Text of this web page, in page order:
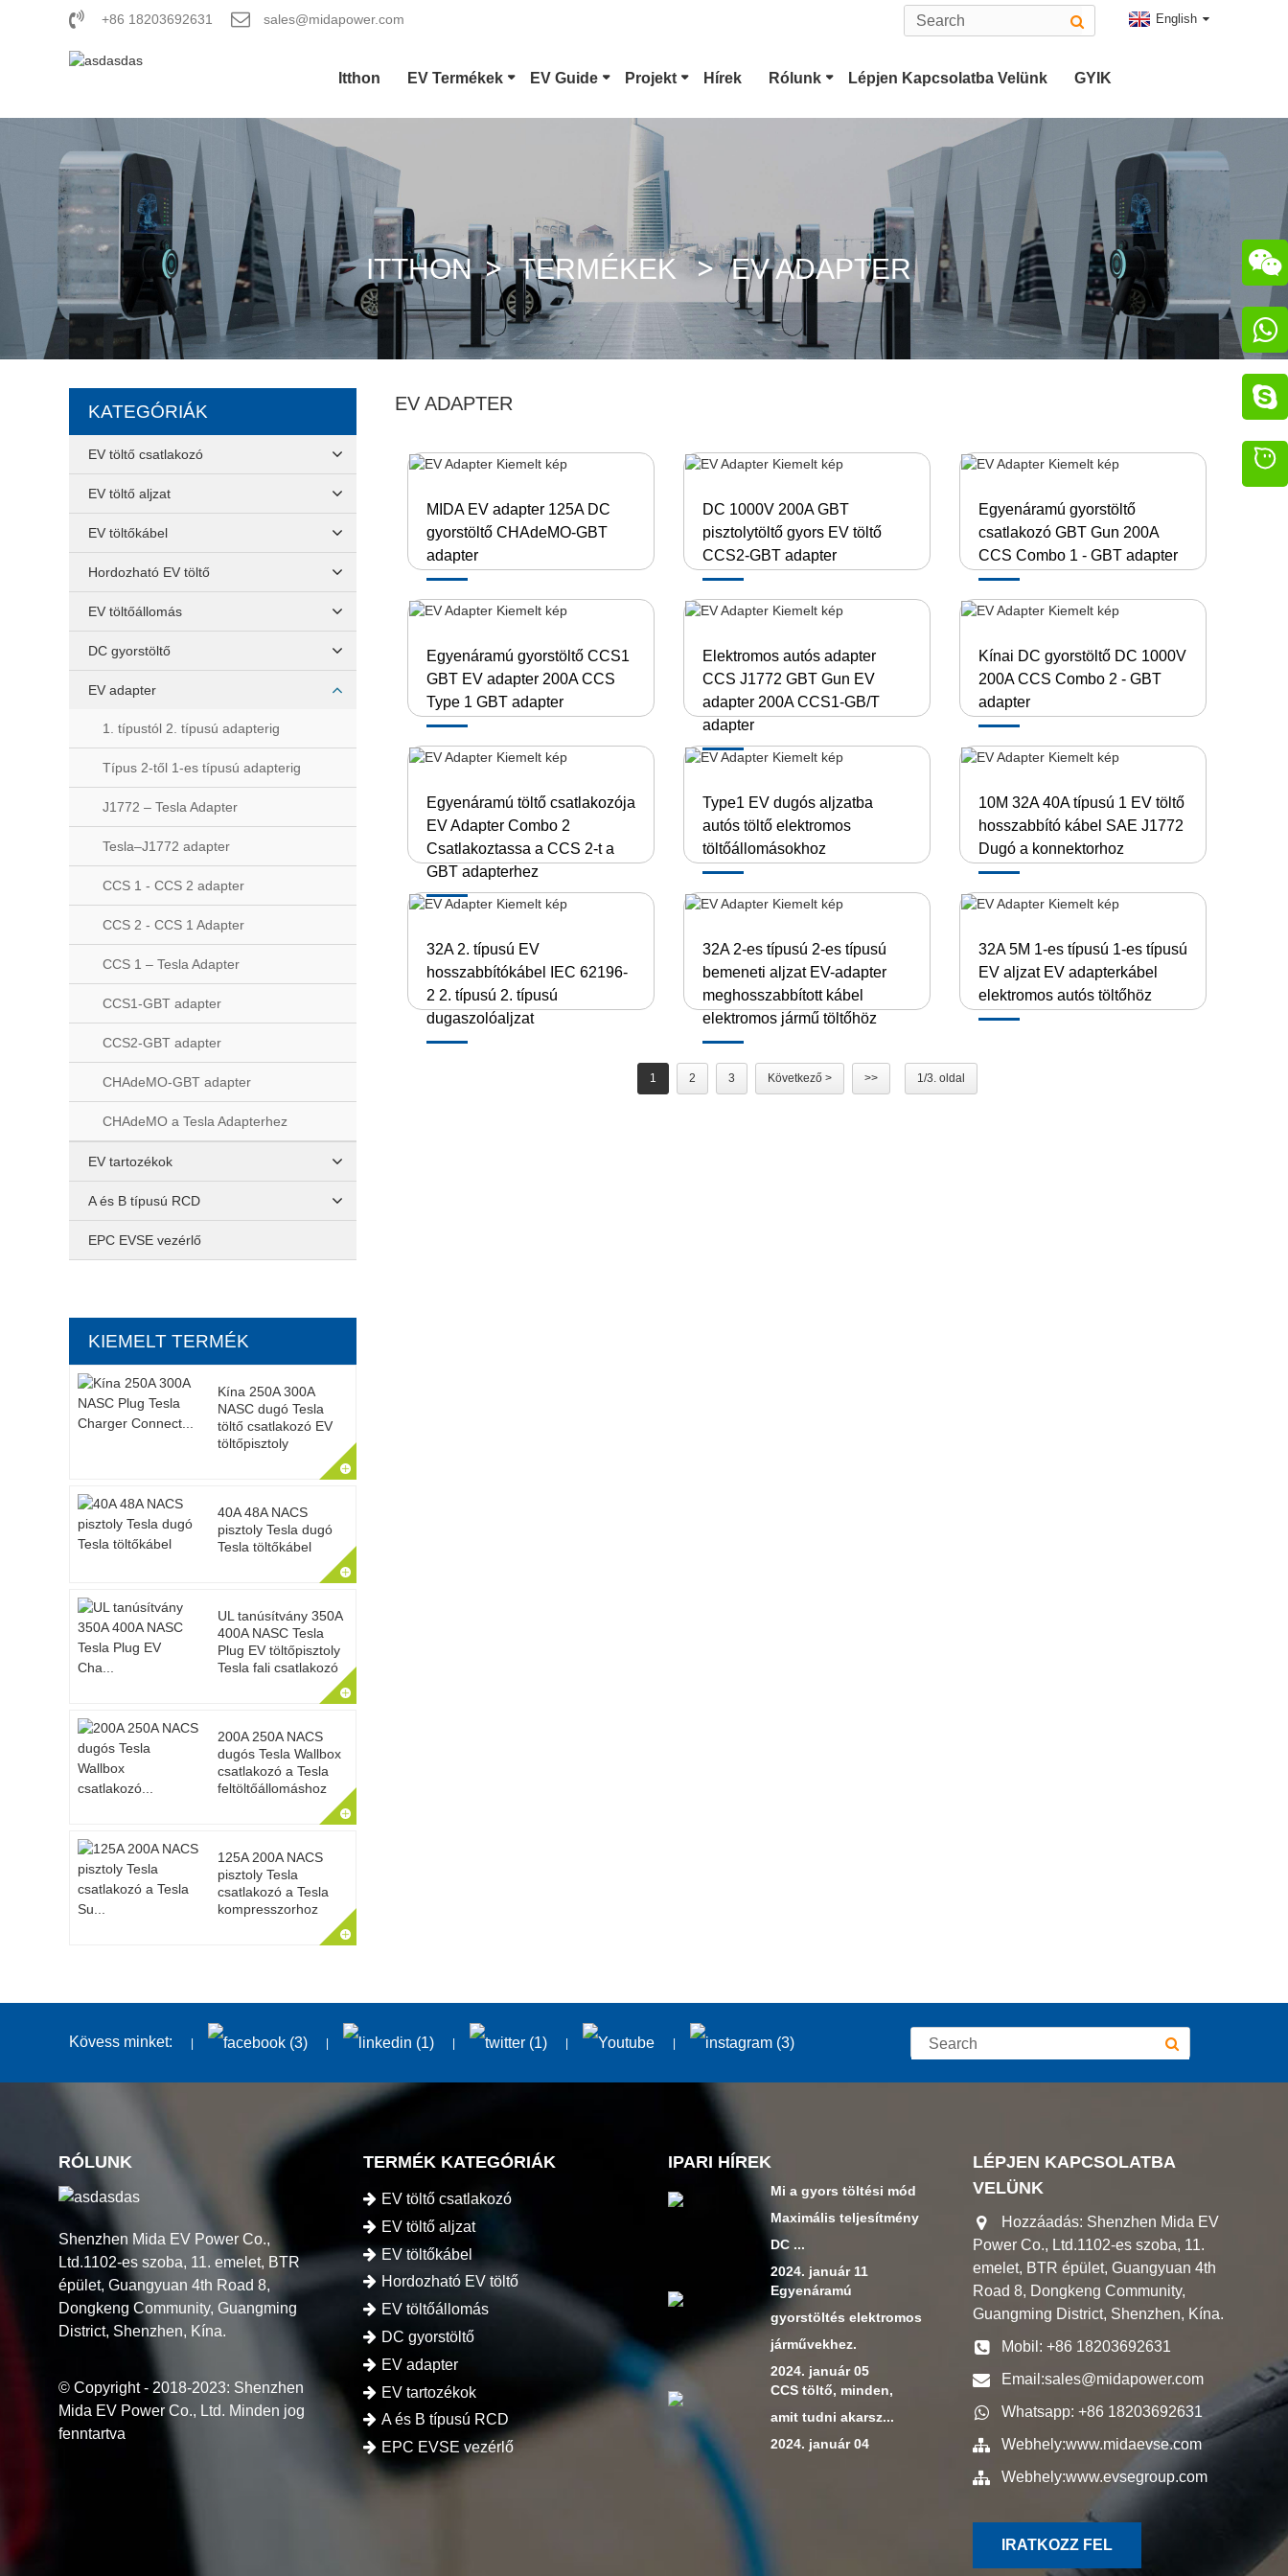
+86 18203692631 sales@midapower.com English
Itthon EV Termékek
2-Es Típusú EV Csatlakozó
CCS Combo 1 Csatlakozó CCS Combo 2 Csatlakozó CHAdeMO Csatlakozó
GB/T DC Pisztoly ChaoJi Csatlakozó
EV Guide Projekt Hírek Rólunk Lépjen Kapcsolatba Velünk GYIK
ITTHON TERMÉKEK EV ADAPTER
KATEGÓRIÁK
EV töltő csatlakozó
EV töltő aljzat
EV töltőkábel
Hordozható EV töltő
EV töltőállomás
DC gyorstöltő
EV adapter
1. típustól 2. típusú adapterig
Típus 2-től 1-es típusú adapterig
J1772 – Tesla Adapter
Tesla–J1772 adapter
CCS 1 - CCS 2 adapter
CCS 2 - CCS 1 Adapter
CCS 1 – Tesla Adapter
CCS1-GBT adapter
CCS2-GBT adapter
CHAdeMO-GBT adapter
CHAdeMO a Tesla Adapterhez
EV tartozékok
A és B típusú RCD
EPC EVSE vezérlő
KIEMELT TERMÉK
Kína 250A 300A
NASC dugó Tesla
töltő csatlakozó EV
töltőpisztoly
40A 48A NACS
pisztoly Tesla dugó
Tesla töltőkábel
UL tanúsítvány 350A
400A NASC Tesla
Plug EV töltőpisztoly
Tesla fali csatlakozó
200A 250A NACS
dugós Tesla Wallbox
csatlakozó a Tesla
feltöltőállomáshoz
125A 200A NACS
pisztoly Tesla
csatlakozó a Tesla
kompresszorhoz
EV ADAPTER
MIDA EV adapter 125A DC
gyorstöltő CHAdeMO-GBT
adapter
DC 1000V 200A GBT
pisztolytöltő gyors EV töltő
CCS2-GBT adapter
Egyenáramú gyorstöltő
csatlakozó GBT Gun 200A
CCS Combo 1 - GBT adapter
Egyenáramú gyorstöltő CCS1
GBT EV adapter 200A CCS
Type 1 GBT adapter
Elektromos autós adapter
CCS J1772 GBT Gun EV
adapter 200A CCS1-GB/T
adapter
Kínai DC gyorstöltő DC 1000V
200A CCS Combo 2 - GBT
adapter
Egyenáramú töltő csatlakozója
EV Adapter Combo 2
Csatlakoztassa a CCS 2-t a
GBT adapterhez
Type1 EV dugós aljzatba
autós töltő elektromos
töltőállomásokhoz
10M 32A 40A típusú 1 EV töltő
hosszabbító kábel SAE J1772
Dugó a konnektorhoz
32A 2. típusú EV
hosszabbítókábel IEC 62196-
2 2. típusú 2. típusú
dugaszolóaljzat
32A 2-es típusú 2-es típusú
bemeneti aljzat EV-adapter
meghosszabbított kábel
elektromos jármű töltőhöz
32A 5M 1-es típusú 1-es típusú
EV aljzat EV adapterkábel
elektromos autós töltőhöz
1 2 3 Következő > >> 1/3. oldal
Kövess minket:
RÓLUNK
Shenzhen Mida EV Power Co.,
Ltd.1102-es szoba, 11. emelet, BTR
épület, Guangyuan 4th Road 8,
Dongkeng Community, Guangming
District, Shenzhen, Kína.
© Copyright - 2018-2023: Shenzhen
Mida EV Power Co., Ltd. Minden jog
fenntartva
TERMÉK KATEGÓRIÁK
EV töltő csatlakozó
EV töltő aljzat
EV töltőkábel
Hordozható EV töltő
EV töltőállomás
DC gyorstöltő
EV adapter
EV tartozékok
A és B típusú RCD
EPC EVSE vezérlő
IPARI HÍREK
Mi a gyors töltési mód
Maximális teljesítmény
DC ...
2024. január 11
Egyenáramú
gyorstöltés elektromos
járművekhez.
2024. január 05
CCS töltő, minden,
amit tudni akarsz...
2024. január 04
LÉPJEN KAPCSOLATBA
VELÜNK
Hozzáadás: Shenzhen Mida EV
Power Co., Ltd.1102-es szoba, 11.
emelet, BTR épület, Guangyuan 4th
Road 8, Dongkeng Community,
Guangming District, Shenzhen, Kína.
Mobil: +86 18203692631
Email:sales@midapower.com
Whatsapp: +86 18203692631
Webhely:www.midaevse.com
Webhely:www.evsegroup.com
IRATKOZZ FEL


